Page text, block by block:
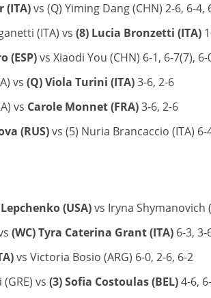
(ITA)vs (Q) Yiming Dang (CHN) 2-6, 6-4,
(ITA) vs (8) Lucia Bronzetti (ITA)
(ESP)vs Xiaodi You (CHN) 6-1, 6-7(7), 6-
vs (Q) Viola Turini (ITA)3-6, 2-6
vs Carole Monnet (FRA)3-6, 2-6
(RUS)vs (5) Nuria Brancaccio (ITA) 6-
(USA)vs Iryna Shymanovich
(WC) Tyra Caterina Grant (ITA)6-3, 3-
vs Victoria Bosio (ARG) 6-0, 2-6, 6-2
vs (3) Sofia Costoulas (BEL)4-6,